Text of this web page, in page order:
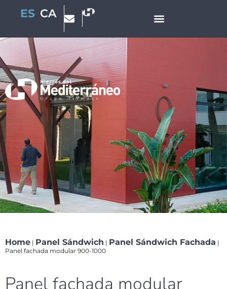
ES CA
Home | Panel Sándwich | Panel Sándwich Fachada |
Panel fachada modular 900-1000
Panel fachada modular